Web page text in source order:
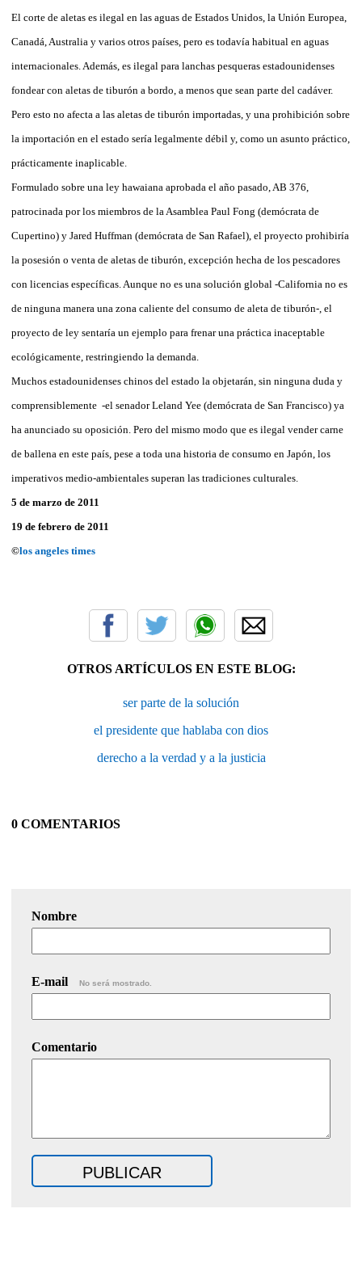
El corte de aletas es ilegal en las aguas de Estados Unidos, la Unión Europea,
Canadá, Australia y varios otros países, pero es todavía habitual en aguas
internacionales. Además, es ilegal para lanchas pesqueras estadounidenses
fondear con aletas de tiburón a bordo, a menos que sean parte del cadáver.
Pero esto no afecta a las aletas de tiburón importadas, y una prohibición sobre
la importación en el estado sería legalmente débil y, como un asunto práctico,
prácticamente inaplicable.
Formulado sobre una ley hawaiana aprobada el año pasado, AB 376,
patrocinada por los miembros de la Asamblea Paul Fong (demócrata de
Cupertino) y Jared Huffman (demócrata de San Rafael), el proyecto prohibiría
la posesión o venta de aletas de tiburón, excepción hecha de los pescadores
con licencias específicas. Aunque no es una solución global -California no es
de ninguna manera una zona caliente del consumo de aleta de tiburón-, el
proyecto de ley sentaría un ejemplo para frenar una práctica inaceptable
ecológicamente, restringiendo la demanda.
Muchos estadounidenses chinos del estado la objetarán, sin ninguna duda y
comprensiblemente -el senador Leland Yee (demócrata de San Francisco) ya
ha anunciado su oposición. Pero del mismo modo que es ilegal vender carne
de ballena en este país, pese a toda una historia de consumo en Japón, los
imperativos medio-ambientales superan las tradiciones culturales.
5 de marzo de 2011
19 de febrero de 2011
©los angeles times
OTROS ARTÍCULOS EN ESTE BLOG:
ser parte de la solución
el presidente que hablaba con dios
derecho a la verdad y a la justicia
0 COMENTARIOS
Nombre
E-mail No será mostrado.
Comentario